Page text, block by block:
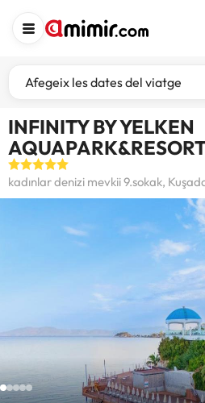
Afegeix les dates del viatge
INFINITY BY YELKEN
kadınlar denizi mevkii 9.sokak,